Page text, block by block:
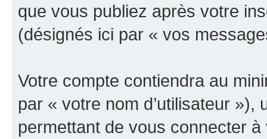
que vous publiez après votre
(désignés ici par « vos
Votre compte contiendra au
par « votre nom d’utilisateur
permettant de vous connecter